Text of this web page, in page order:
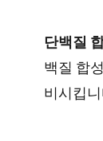
단백질
백질 합
비시킵